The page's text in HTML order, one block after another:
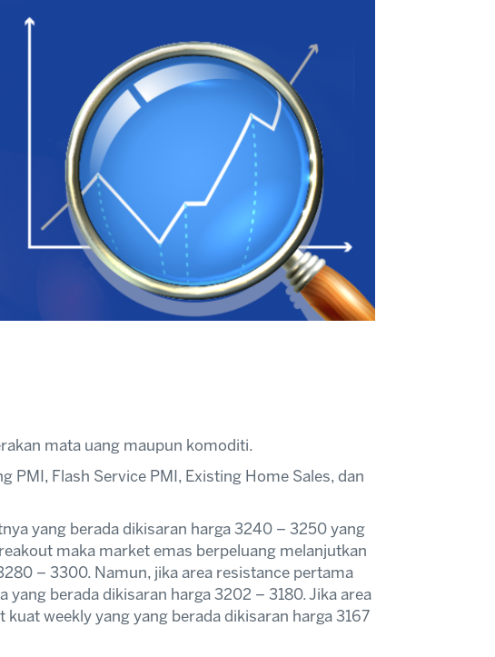
mata uang maupun komoditi.
PMI, Flash Service PMI, Existing Home Sales, dan
yang berada dikisaran harga 3240 – 3250 yang
maka market emas berpeluang melanjutkan
– 3300. Namun, jika area resistance pertama
berada dikisaran harga 3202 – 3180. Jika area
weekly yang yang berada dikisaran harga 3167